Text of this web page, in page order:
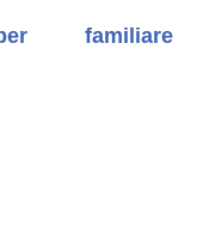
familiare